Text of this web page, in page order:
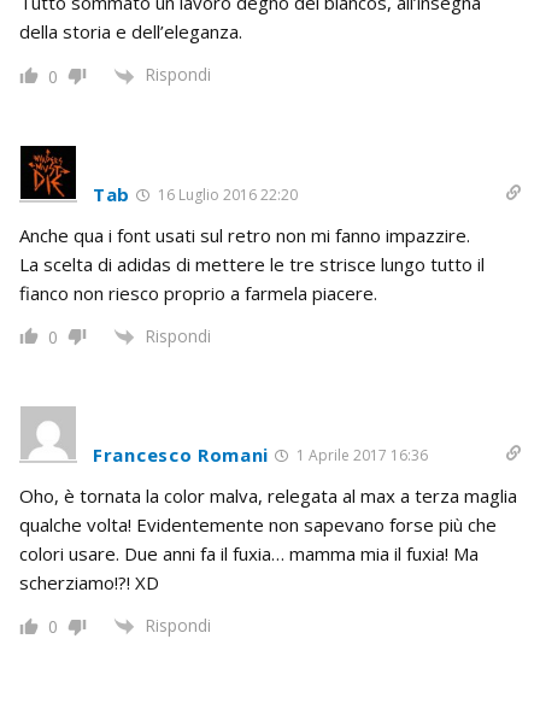
della storia e dell’eleganza.
0 Rispondi
Tab 16 Luglio 2016 22:20
Anche qua i font usati sul retro non mi fanno impazzire.
La scelta di adidas di mettere le tre strisce lungo tutto il
fianco non riesco proprio a farmela piacere.
0 Rispondi
Francesco Romani 1 Aprile 2017 16:36
Oho, è tornata la color malva, relegata al max a terza maglia
qualche volta! Evidentemente non sapevano forse più che
colori usare. Due anni fa il fuxia… mamma mia il fuxia! Ma
scherziamo!?! XD
0 Rispondi